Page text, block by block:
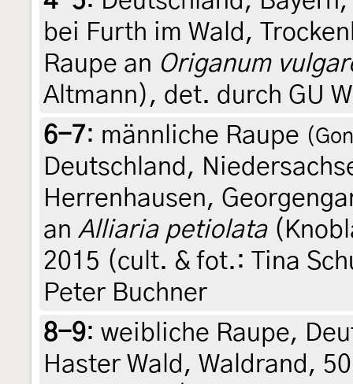
bei Furth im Wald,
Raupe an Origanum
Altmann), det. durch GU
6-7: männliche Raupe
Deutschland,
Herrenhausen,
an Alliaria petiolata
2015 (cult. & fot.: Tina
Peter Buchner
8-9: weibliche Raupe,
Haster Wald, Waldrand,